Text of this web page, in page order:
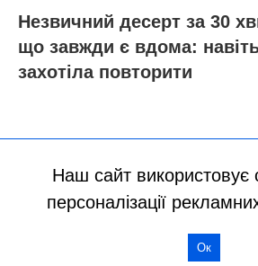
Наш сайт використовує
персоналізації
Ок